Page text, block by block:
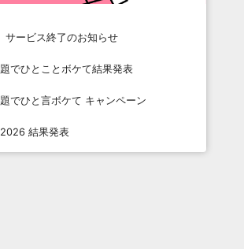
サービス終了のお知らせ
でひとことボケて結果発表
でひと言ボケて キャンペーン
結果発表